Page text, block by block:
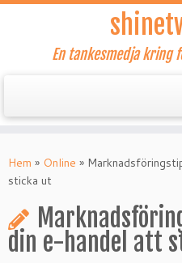
till
innehåll
En tankesmedja kring
Hem » Online »
sticka ut
din e-handel att